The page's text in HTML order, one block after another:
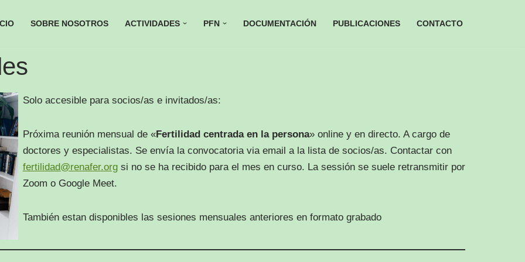
SOBRE NOSOTROS ACTIVIDADES PFN DOCUMENTACIÓN PUBLICACIONES CONTACTO
Solo accesible para socios/as e invitados/as:
Próxima reunión mensual de «Fertilidad centrada en la persona» online y en directo. A cargo de
doctores y especialistas. Se envía la convocatoria via email a la lista de socios/as. Contactar con
fertilidad@renafer.orgsi no se ha recibido para el mes en curso. La sessión se suele retransmitir por
Zoom o Google Meet.
También estan disponibles las sesiones mensuales anteriores en formato grabado